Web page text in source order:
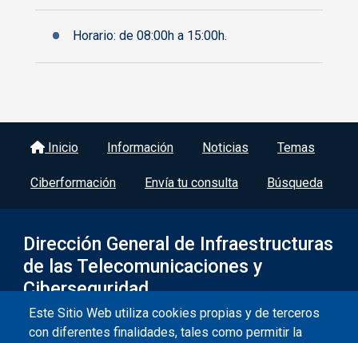
Horario: de 08:00h a 15:00h.
Este Sitio Web utiliza cookies propias y de terceros
con diferentes finalidades, tales como permitir la
Menú del pie
Inicio Información Noticias Temas
Ciberformación Envía tu consulta Búsqueda
Dirección General de Infraestructuras
de las Telecomunicaciones y
Ciberseguridad
Información de la institución
Plaza de Grecia, 1. Edificio CEMAR - 45071 Toledo